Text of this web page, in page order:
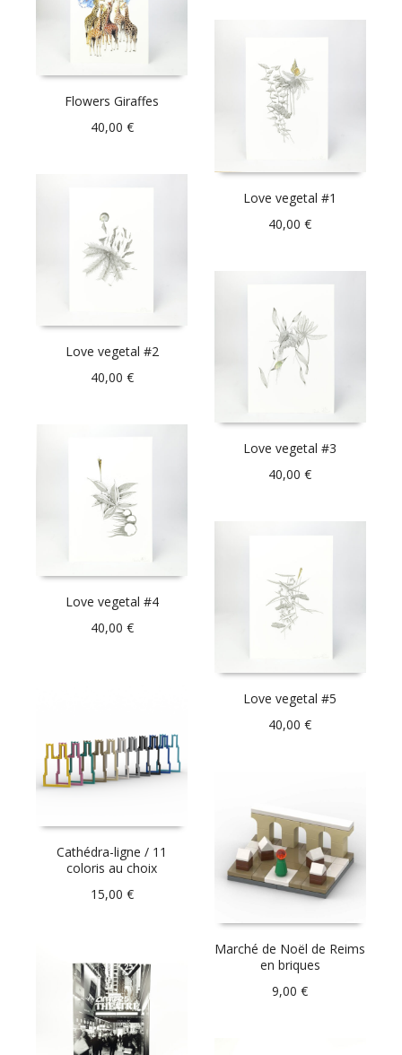
Flowers Giraffes
40,00 €
Love vegetal #1
40,00€
Love vegetal #2
40,00 €
Love vegetal #3
40,00€
Love vegetal #4
40,00 €
Love vegetal #5
40,00€
Cathédra-ligne / 11
coloris au choix
15,00 €
Marché de Noël de Reims
en briques
9,00€